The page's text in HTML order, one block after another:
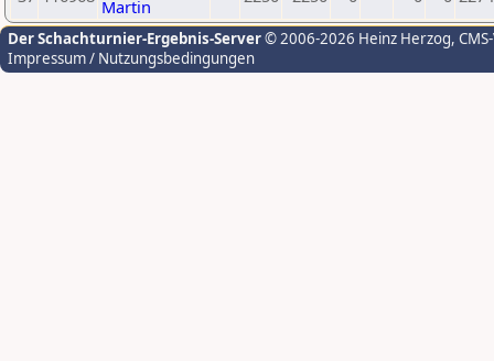
Martin
Der Schachturnier-Ergebnis-Server© 2006-2026 Heinz Herzog,
Impressum / Nutzungsbedingungen